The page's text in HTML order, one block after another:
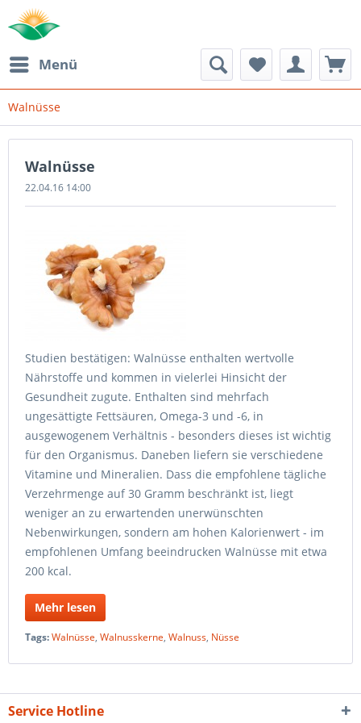
Menü
Walnüsse
Walnüsse
22.04.16 14:00
Studien bestätigen: Walnüsse enthalten wertvolle
Nährstoffe und kommen in vielerlei Hinsicht der
Gesundheit zugute. Enthalten sind mehrfach
ungesättigte Fettsäuren, Omega-3 und -6, in
ausgewogenem Verhältnis - besonders dieses ist wichtig
für den Organismus. Daneben liefern sie verschiedene
Vitamine und Mineralien. Dass die empfohlene tägliche
Verzehrmenge auf 30 Gramm beschränkt ist, liegt
weniger an zu erwartenden unerwünschten
Nebenwirkungen, sondern am hohen Kalorienwert - im
empfohlenen Umfang beeindrucken Walnüsse mit etwa
200 kcal.
Mehr lesen
Tags:Walnüsse, Walnusskerne, Walnuss, Nüsse
Service Hotline